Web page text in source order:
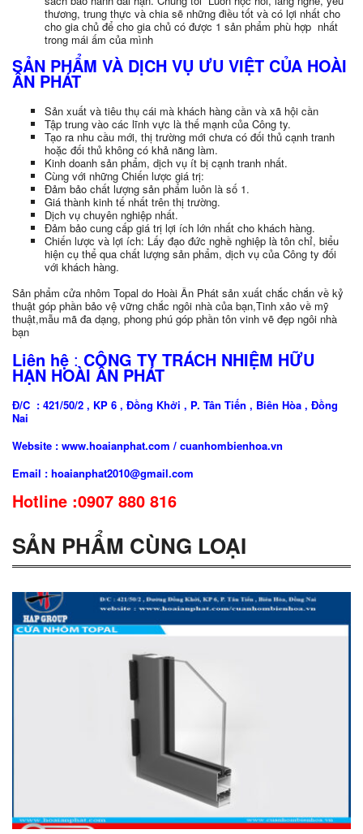
thương, trung thực và chia sẽ những điều tốt và có lợi nhất cho
cho gia chủ để cho gia chủ có được 1 sản phẩm phù hợp nhất
trong mái ấm của mình
SẢN PHẨM VÀ DỊCH VỤ ƯU VIỆT CỦA HOÀI
ÂN PHÁT
Sản xuất và tiêu thụ cái mà khách hàng cần và xã hội cần
Tập trung vào các lĩnh vực là thế mạnh của Công ty.
Tạo ra nhu cầu mới, thị trường mới chưa có đối thủ cạnh tranh
hoặc đối thủ không có khả năng làm.
Kinh doanh sản phẩm, dịch vụ ít bị cạnh tranh nhất.
Cùng với những Chiến lược giá trị:
Đảm bảo chất lượng sản phẩm luôn là số 1.
Giá thành kinh tế nhất trên thị trường.
Dịch vụ chuyên nghiệp nhất.
Đảm bảo cung cấp giá trị lợi ích lớn nhất cho khách hàng.
Chiến lược và lợi ích: Lấy đạo đức nghề nghiệp là tôn chỉ, biểu
hiện cụ thể qua chất lượng sản phẩm, dịch vụ của Công ty đối
với khách hàng.
Sản phẩm cửa nhôm Topal do Hoài Ân Phát sản xuất chắc chắn về kỷ
thuật góp phần bảo vệ vững chắc ngôi nhà của bạn,Tinh xảo về mỹ
thuật,mẫu mã đa dạng, phong phú góp phần tôn vinh vẽ đẹp ngôi nhà
bạn
Liên hệ : CÔNG TY TRÁCH NHIỆM HỮU
HẠN HOÀI ÂN PHÁT
Đ/C : 421/50/2 , KP 6 , Đồng Khởi , P. Tân Tiến , Biên Hòa , Đồng
Nai
Website : www.hoaianphat.com / cuanhombienhoa.vn
Email : hoaianphat2010@gmail.com
Hotline :0907 880 816
SẢN PHẨM CÙNG LOẠI